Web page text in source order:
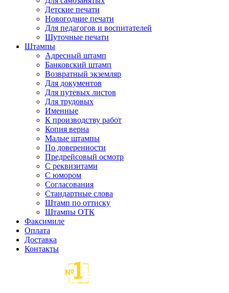
Детские печати
Новогодние печати
Для педагогов и воспитателей
Шуточные печати
Штампы
Адресный штамп
Банковский штамп
Возвратный экземляр
Для документов
Для путевых листов
Для трудовых
Именные
К производству работ
Копия верна
Малые штампы
По доверенности
Предрейсовый осмотр
С реквизитами
С юмором
Согласования
Стандартные слова
Штамп по оттиску
Штампы ОТК
Факсимиле
Оплата
Доставка
Контакты